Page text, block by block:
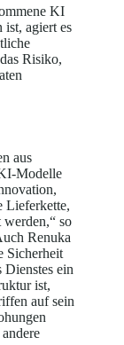
KI
ist, agiert es
Risiko,
aus
Modelle
Lieferkette,
so
Renuka
Sicherheit
ein
ist,
auf sein